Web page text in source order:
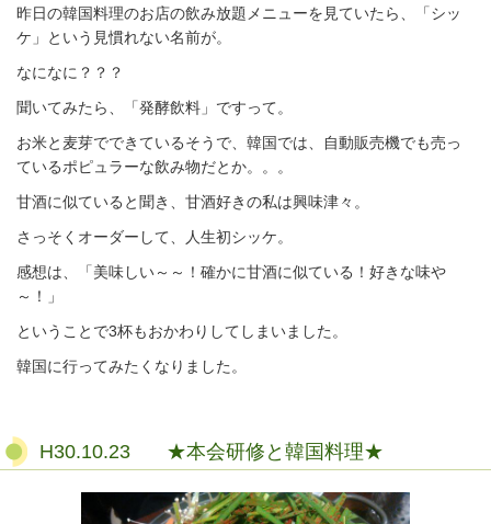
昨日の韓国料理のお店の飲み放題メニューを見ていたら、「シッ
ケ」という見慣れない名前が。
なになに？？？
聞いてみたら、「発酵飲料」ですって。
お米と麦芽でできているそうで、韓国では、自動販売機でも売っ
ているポピュラーな飲み物だとか。。。
甘酒に似ていると聞き、甘酒好きの私は興味津々。
さっそくオーダーして、人生初シッケ。
感想は、「美味しい～～！確かに甘酒に似ている！好きな味や
～！」
ということで3杯もおかわりしてしまいました。
韓国に行ってみたくなりました。
H30.10.23 ★本会研修と韓国料理★